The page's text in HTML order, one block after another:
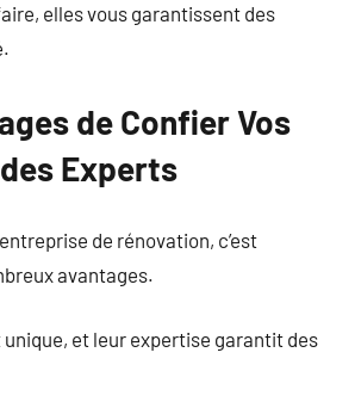
elles vous garantissent des
de Confier Vos
Experts
de rénovation, c’est
avantages.
unique, et leur expertise garantit des